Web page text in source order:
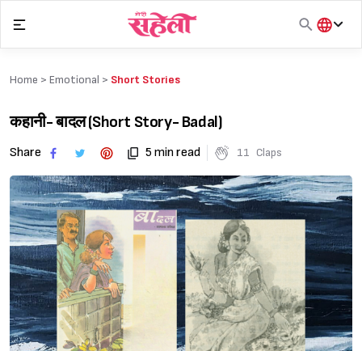
content
हिंदी
Home > Emotional > Short Stories
कहानी- बादल (Short Story- Badal)
Share 5 min read 11 Claps